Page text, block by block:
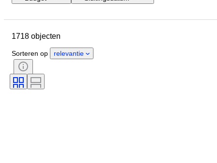
Materiaal
Periode
Onderwerp
Handtekening
Kunstenaar
1718 objecten
Sorteren op relevantie